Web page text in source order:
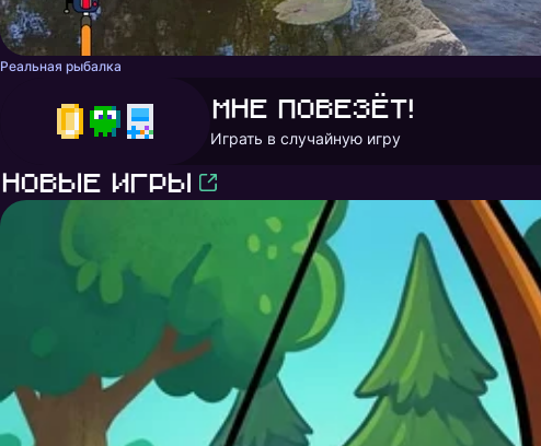
Реальная рыбалка
Мне повезёт!
Играть в случайную игру
Новые игры